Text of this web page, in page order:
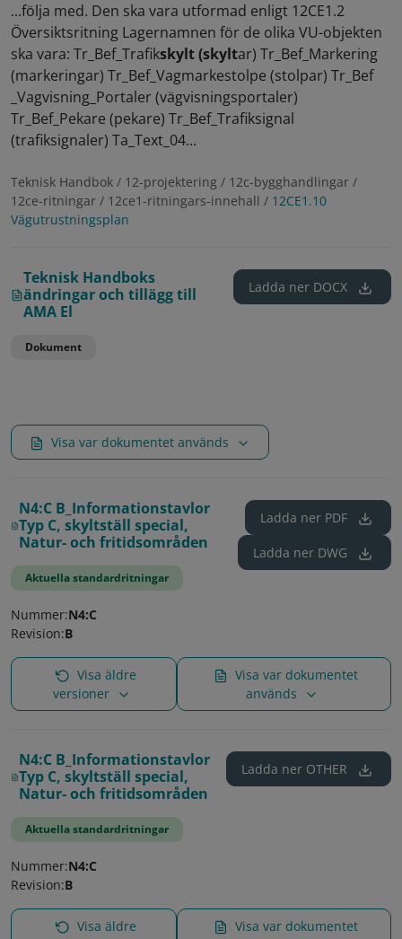
...följa med. Den ska vara utformad enligt 12CE1.2
Översiktsritning Lagernamnen för de olika VU-objekten
ska vara: Tr_Bef_Trafikskylt (skyltar) Tr_Bef_Markering
(markeringar) Tr_Bef_Vagmarkestolpe (stolpar) Tr_Bef
_Vagvisning_Portaler (vägvisningsportaler)
Tr_Bef_Pekare (pekare) Tr_Bef_Trafiksignal
(trafiksignaler) Ta_Text_04...
Teknisk Handbok / 12-projektering / 12c-bygghandlingar /
12ce-ritningar / 12ce1-ritningars-innehall / 12CE1.10
Vägutrustningsplan
Teknisk Handboks
ändringar och tillägg till
AMA El
Dokument
Ladda ner DOCX
Visa var dokumentet används
N4:C B_Informationstavlor
Typ C, skyltställ special,
Natur- och fritidsområden
Aktuella standardritningar
Ladda ner PDF
Ladda ner DWG
Nummer:N4:C
Revision:B
Visa äldre
versioner
Visa var dokumentet
används
N4:C B_Informationstavlor
Typ C, skyltställ special,
Natur- och fritidsområden
Aktuella standardritningar
Ladda ner OTHER
Nummer:N4:C
Revision:B
Visa äldre
Visa var dokumentet